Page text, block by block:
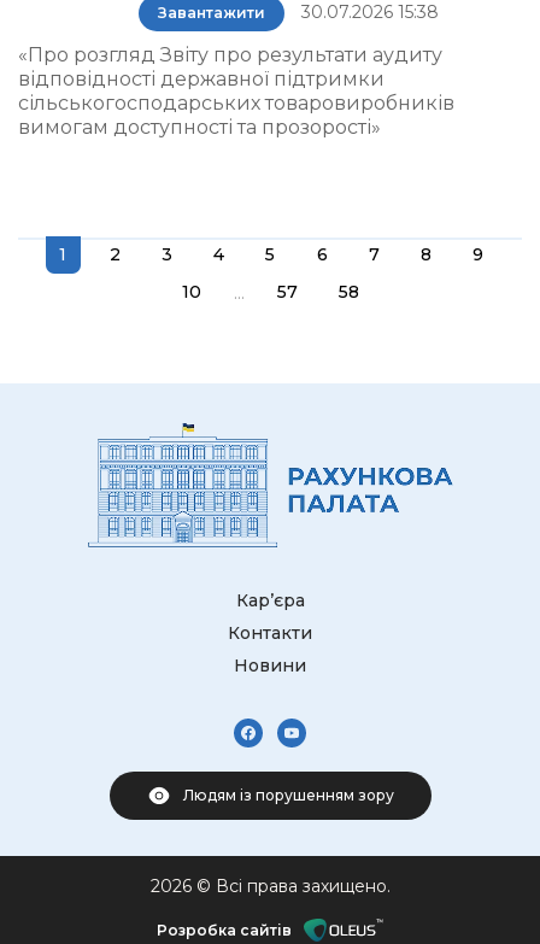
Завантажити 30.07.2026 15:38
«Про розгляд Звіту про результати аудиту
відповідності державної підтримки
сільськогосподарських товаровиробників
вимогам доступності та прозорості»
1 2 3 4 5 6 7 8
9
10
... 57 58
Кар’єра
Контакти
Новини
Людям із порушенням зору
2026 © Всі права захищено.
Розробка сайтів